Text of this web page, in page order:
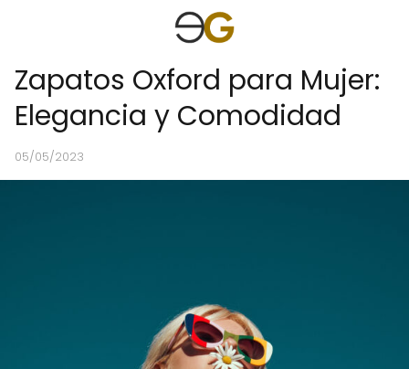
Zapatos Oxford para Mujer:
Elegancia y Comodidad
05/05/2023